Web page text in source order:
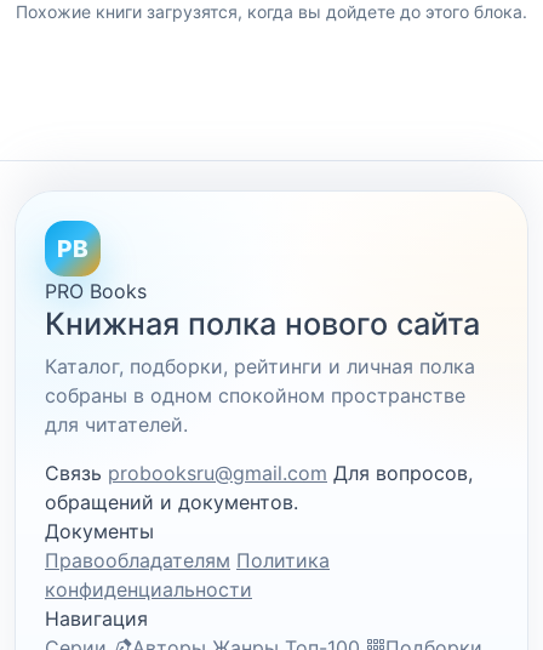
Похожие книги загрузятся, когда вы дойдете до этого блока.
PB
PRO Books
Книжная полка нового сайта
Каталог, подборки, рейтинги и личная полка
собраны в одном спокойном пространстве
для читателей.
Связь probooksru@gmail.com Для вопросов,
обращений и документов.
Документы
Правообладателям Политика
конфиденциальности
Навигация